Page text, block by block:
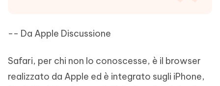
-- Da Apple Discussione
Safari, per chi non lo conoscesse, è il browser
realizzato da Apple ed è integrato sugli iPhone,